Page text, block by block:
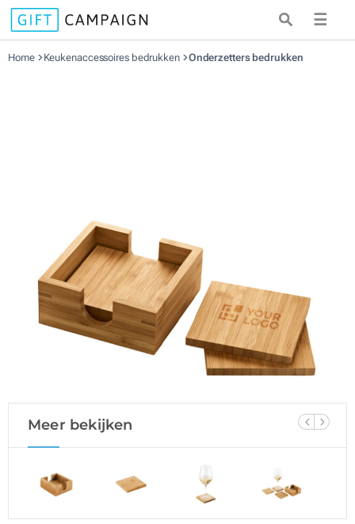
☰
Home Keukenaccessoires bedrukken Onderzetters bedrukken
Meer bekijken